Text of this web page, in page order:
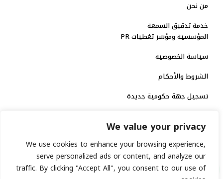
We value your privacy
We use cookies to enhance your browsing experience,
serve personalized ads or content, and analyze our
traffic. By clicking "Accept All", you consent to our use of
من نحن
خدمة تدقيق السمعة
المؤسسية ومؤشر تغطيات PR
سياسة الخصوصية
الشروط والأحكام
تسجيل جهة حكومية جديدة
الاعتماد الرسمي
منصة إخبارية مرخصة
انشر خبرك